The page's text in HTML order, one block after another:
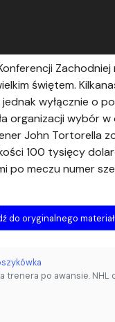
Zachodniej
świętem.
wyłącznie o
organizacji wybór
John Tortorella
100 tysięcy
po meczu numer
do oryginalnego
trenera po awansie. NHL